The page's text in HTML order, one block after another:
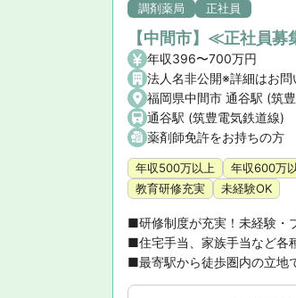
調剤薬局 正社員
【中間市】≪正社員
年収396〜700万円
法人名非公開※詳細はお問
福岡県中間市 通谷駅 (筑
通谷駅 (筑豊電気鉄道線)
薬剤師免許をお持ちの方
年収500万以上 年収600万
教育研修充実
未経験OK
■研修制度が充実！未経験・
■住宅手当、家族手当など各
■最寄駅から徒歩圏内の立地